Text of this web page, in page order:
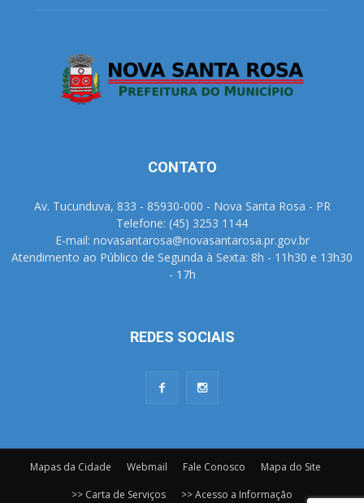
CONTATO
Av. Tucunduva, 833 - 85930-000 - Nova Santa Rosa - PR
Telefone: (45) 3253 1144
E-mail: novasantarosa@novasantarosa.pr.gov.br
Atendimento ao Público de Segunda à Sexta: 8h - 11h30 e 13h30
- 17h
REDES SOCIAIS
Mapas da Cidade Webmail Fale Conosco
Mapa do Site
>> Carta de Serviços
>> Acesso a Informação